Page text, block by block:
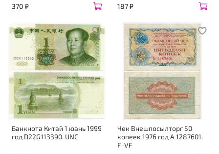
370 ₽ 187 ₽
Банкнота Китай 1 юань 1999
год D22G113390. UNC
Чек Внешпосылторг 50
копеек 1976 год А 1287601.
F-VF